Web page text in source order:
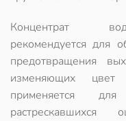
Концентрат
рекомендуется для
предотвращения
изменяющих цвет
применяется
растрескавшихся